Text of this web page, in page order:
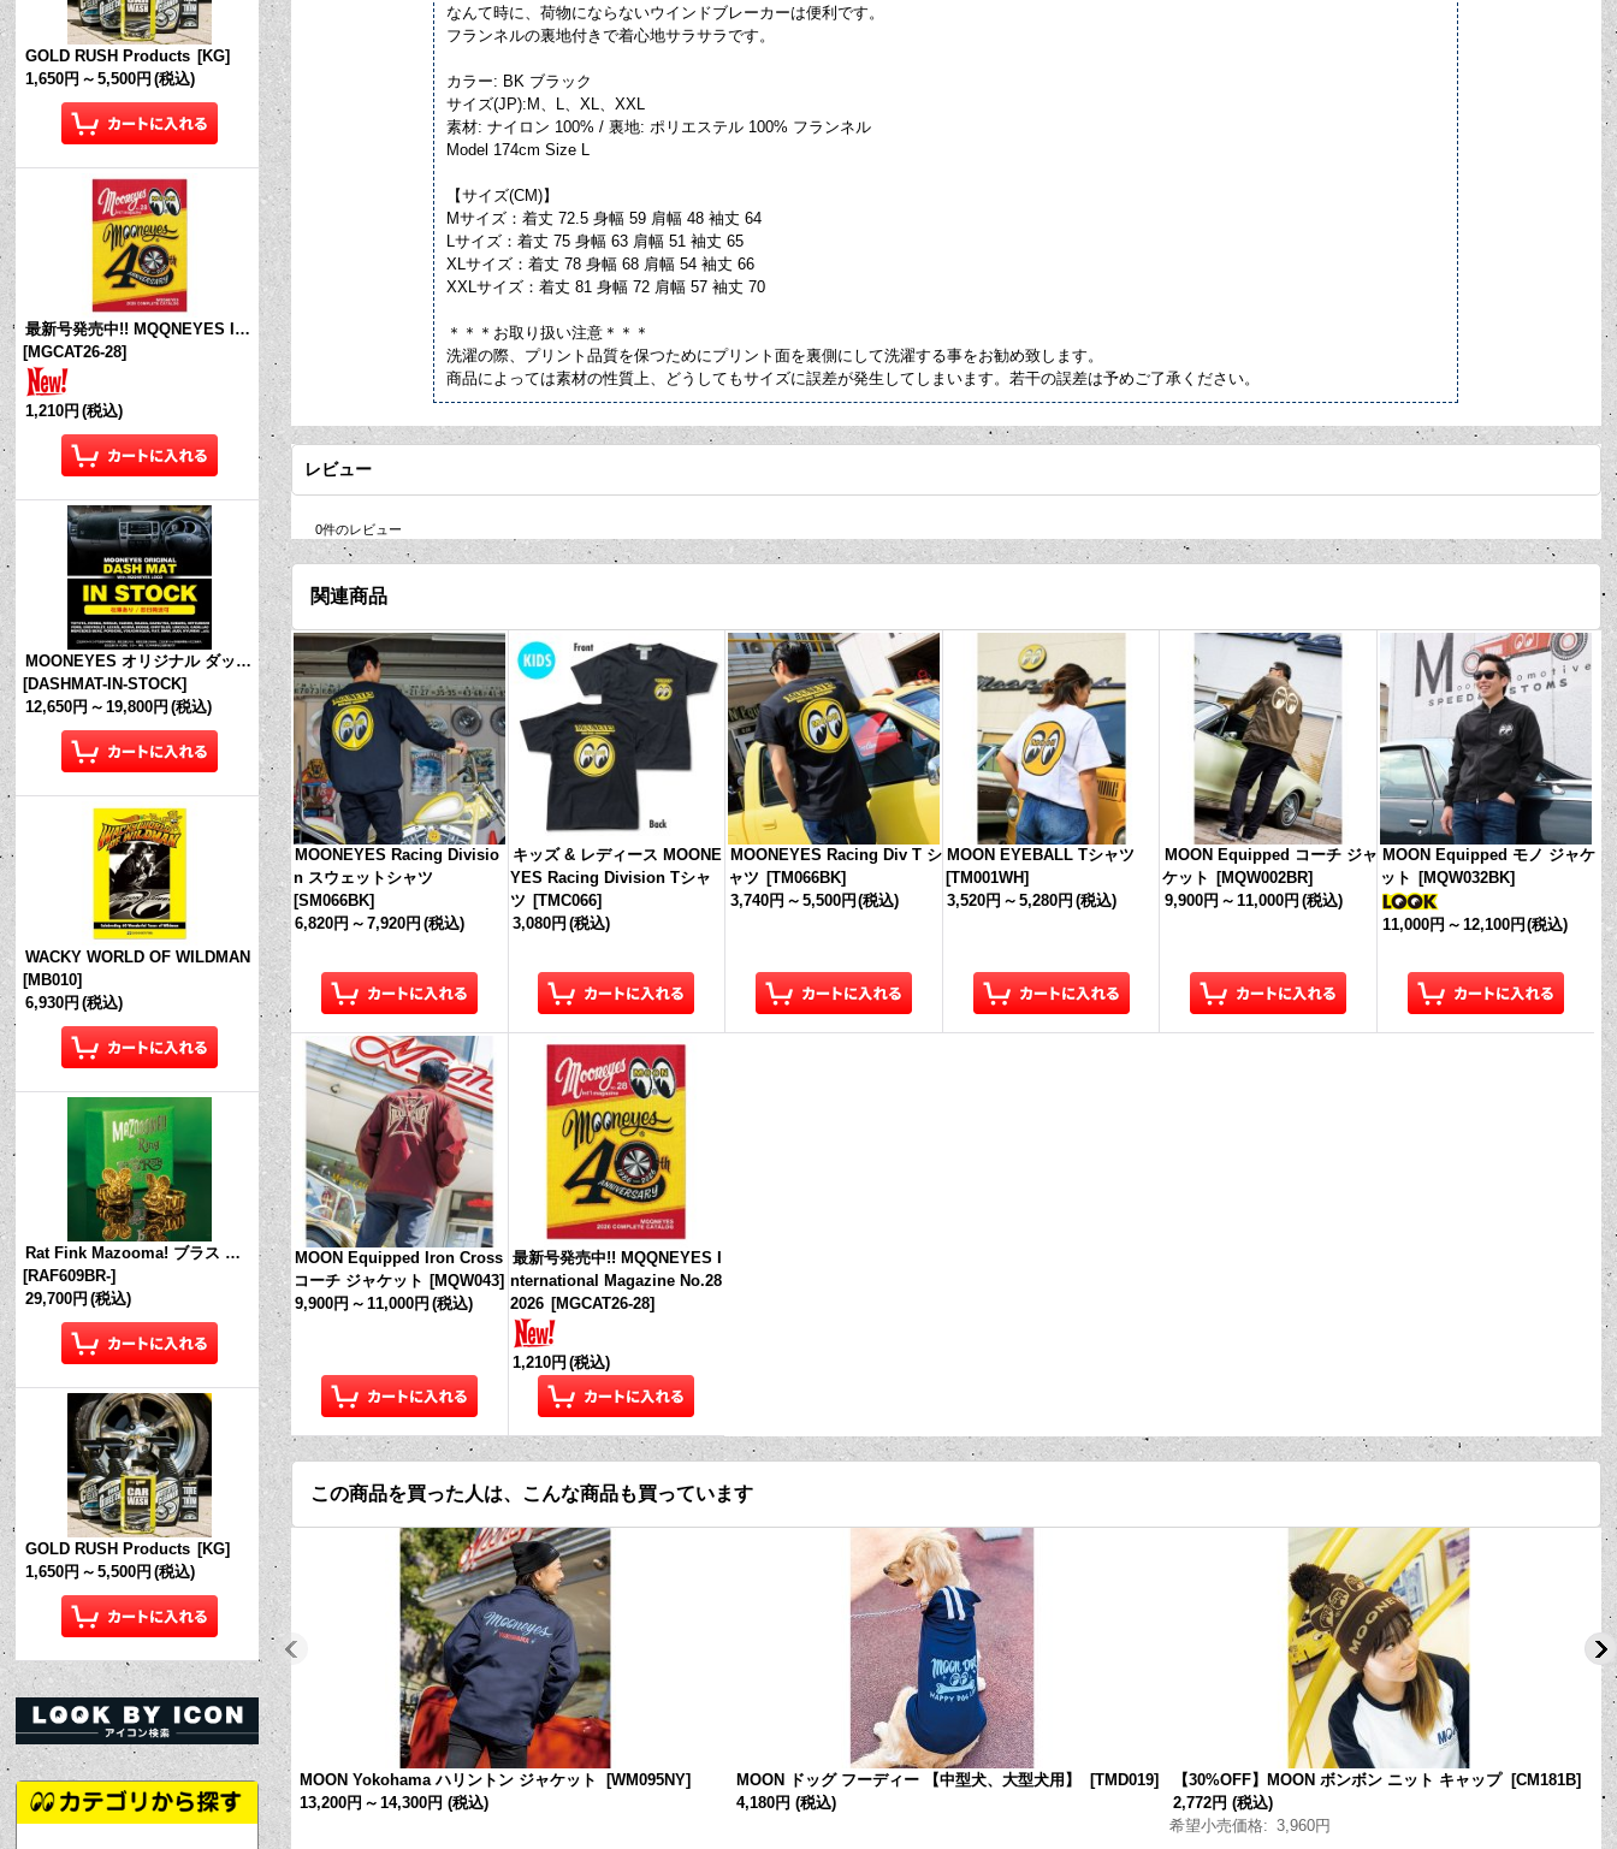
GOLD RUSH Products [KG]
1,650円 ～ 5,500円 (税込)
最新号発売中!! MQQNEYES International Magazine No.28 2026
[MGCAT26-28]
1,210円 (税込)
MOONEYES オリジナル ダッシュマット (in Stock!)
[DASHMAT-IN-STOCK]
12,650円 ～ 19,800円 (税込)
WACKY WORLD OF WILDMAN
[MB010]
6,930円 (税込)
Rat Fink Mazooma! ブラス リング
[RAF609BR-]
29,700円 (税込)
GOLD RUSH Products [KG]
1,650円 ～ 5,500円 (税込)
なんて時に、荷物にならないウインドブレーカーは便利です。
フランネルの裏地付きで着心地サラサラです。
カラー: BK ブラック
サイズ(JP):M、L、XL、XXL
素材: ナイロン 100% / 裏地: ポリエステル 100% フランネル
Model 174cm Size L
【サイズ(CM)】
Mサイズ：着丈 72.5 身幅 59 肩幅 48 袖丈 64
Lサイズ：着丈 75 身幅 63 肩幅 51 袖丈 65
XLサイズ：着丈 78 身幅 68 肩幅 54 袖丈 66
XXLサイズ：着丈 81 身幅 72 肩幅 57 袖丈 70
＊＊＊お取り扱い注意＊＊＊
洗濯の際、プリント品質を保つためにプリント面を裏側にして洗濯する事をお勧め致します。
商品によっては素材の性質上、どうしてもサイズに誤差が発生してしまいます。若干の誤差は予めご了承ください。
レビュー
0件のレビュー
関連商品
MOONEYES Racing Divisio
n スウェットシャツ
[SM066BK]
6,820円 ～ 7,920円 (税込)
キッズ & レディース MOONE
YES Racing Division Tシャ
ツ [TMC066]
3,080円 (税込)
MOONEYES Racing Div T シ
ャツ [TM066BK]
3,740円 ～ 5,500円 (税込)
MOON EYEBALL Tシャツ
[TM001WH]
3,520円 ～ 5,280円 (税込)
MOON Equipped コーチ ジャ
ケット
[MQW002BR]
9,900円 ～ 11,000円 (税込)
MOON Equipped モノ ジャケ
ット
[MQW032BK]
11,000円 ～ 12,100円 (税込)
MOON Equipped Iron Cross
コーチ ジャケット [MQW043]
9,900円 ～ 11,000円 (税込)
最新号発売中!! MQQNEYES I
nternational Magazine No.28
2026 [MGCAT26-28]
1,210円 (税込)
この商品を買った人は、こんな商品も買っています
MOON Yokohama ハリントン ジャケット [WM095NY]
13,200円 ～ 14,300円 (税込)
MOON ドッグ フーディー 【中型犬、大型犬用】 [TMD019]
4,180円 (税込)
【30%OFF】MOON ボンボン ニット キャップ [CM181B]
2,772円 (税込)
希望小売価格: 3,960円